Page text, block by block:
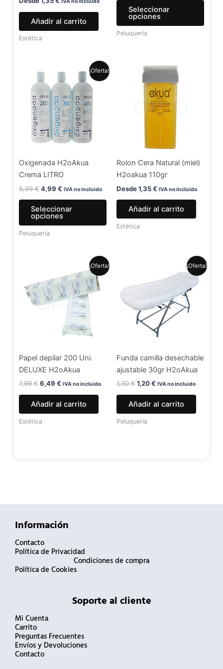
Añadir al carrito
Estética
Seleccionar
opciones
Peluquería
¡Oferta!
Oxigenada H2oAkua
Crema LITRO
5,99€
original
era:
5,99 €.
4,99 €
precio
actual
4,99 €.
IVA no incluido
Seleccionar
opciones
Este
producto
pueden
elegir
la
página
de
Peluquería
Rolon Cera Natural (miel)
H2oakua 110gr
Desde1,35€ IVA no incluido
Añadir al carrito
Estética
¡Oferta!
Papel depilar 200 Uni.
DELUXE H2oAkua
7,99€
original
era:
7,99 €.
6,49 €
precio
actual
es:
6,49 €.
IVA no incluido
Añadir al carrito
Estética
¡Oferta!
Funda camilla desechable
ajustable 30gr H2oAkua
1,30€
original
era:
1,20€
actual
1,20 €.
IVA no incluido
Añadir al carrito
Peluquería
Información
Contacto
Política de Privacidad
Condiciones de compra
Política de Cookies
Soporte al cliente
Mi Cuenta
Carrito
Preguntas Frecuentes
Envíos y Devoluciones
Contacto